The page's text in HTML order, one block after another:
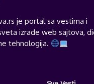
je portal sa vestima i
izrade web sajtova,
tehnologija.